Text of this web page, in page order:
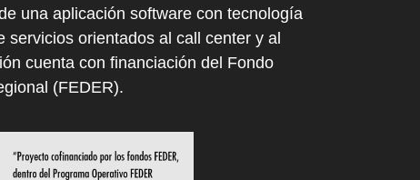
una aplicación software con tecnología
servicios orientados al call center y al
cuenta con financiación del Fondo
(FEDER).